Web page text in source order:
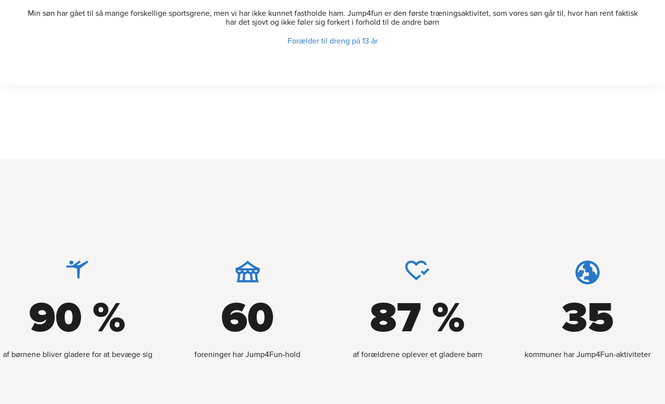
Min søn har gået til så mange forskellige sportsgrene, men vi har ikke kunnet fastholde ham. Jump4fun er den første træningsaktivitet, som vores søn går til, hvor han rent faktisk
har det sjovt og ikke føler sig forkert i forhold til de andre børn
Forælder til dreng på 13 år
90 %
af børnene bliver gladere for at bevæge sig
60
foreninger har Jump4Fun-hold
87 %
af forældrene oplever et gladere barn
35
kommuner har Jump4Fun-aktiviteter